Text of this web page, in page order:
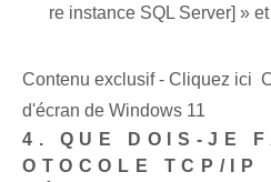
re instance SQL Server] »
Contenu exclusif - Cliquez ici
d'écran de Windows 11
4. QUE DOIS-JE
OTOCOLE TCP/IP